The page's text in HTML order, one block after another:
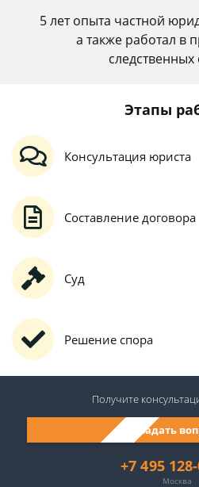
5 лет опыта частной
а также работал в
следственных
Этапы
Консультация юриста
Составление договора
Суд
Решение спора
+7 495
Москва
Задать
Получите